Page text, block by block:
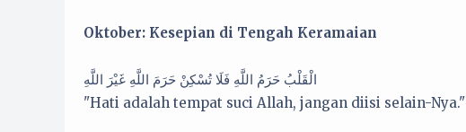
Oktober: Kesepian di Tengah Keramaian
الْقَلْبُ حَرَمُ اللَّهِ فَلَا تُسْكِنْ حَرَمَ اللَّهِ غَيْرَ اللَّهِ
"Hati adalah tempat suci Allah, jangan diisi selain-Nya."